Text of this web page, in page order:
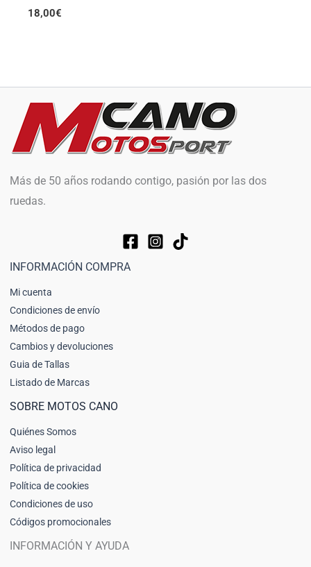
18,00€
Más de 50 años rodando contigo, pasión por las dos
ruedas.
INFORMACIÓN COMPRA
Mi cuenta
Condiciones de envío
Métodos de pago
Cambios y devoluciones
Guia de Tallas
Listado de Marcas
SOBRE MOTOS CANO
Quiénes Somos
Aviso legal
Política de privacidad
Política de cookies
Condiciones de uso
Códigos promocionales
INFORMACIÓN Y AYUDA